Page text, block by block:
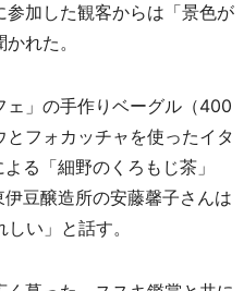
加した観客からは「景色が
れた。
」の手作りベーグル（400
フォカッチャを使ったイタ
る「細野のくろもじ茶」
豆醸造所の安藤馨子さんは
い」と話す。